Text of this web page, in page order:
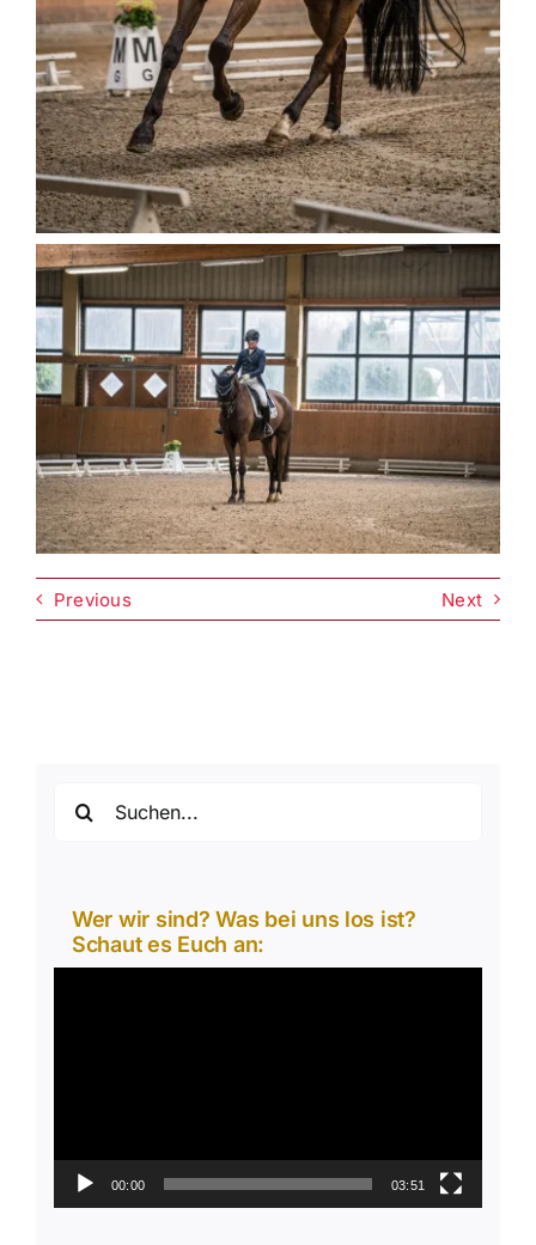
Previous Next
nach:
Wer wir sind? Was bei uns los ist?
Schaut es Euch an:
00:00 03:51